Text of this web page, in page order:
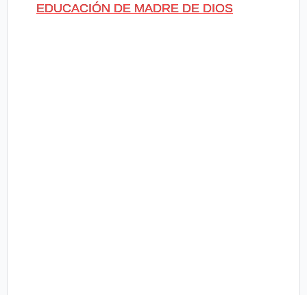
EDUCACIÓN DE MADRE DE DIOS